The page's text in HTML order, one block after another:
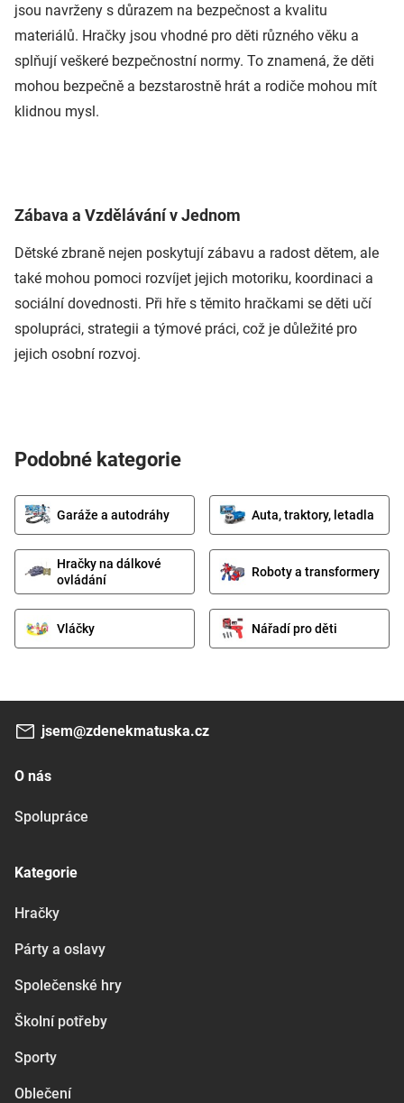
jsou navrženy s důrazem na bezpečnost a kvalitu
materiálů. Hračky jsou vhodné pro děti různého věku a
splňují veškeré bezpečnostní normy. To znamená, že děti
mohou bezpečně a bezstarostně hrát a rodiče mohou mít
klidnou mysl.
Zábava a Vzdělávání v Jednom
Dětské zbraně nejen poskytují zábavu a radost dětem, ale
také mohou pomoci rozvíjet jejich motoriku, koordinaci a
sociální dovednosti. Při hře s těmito hračkami se děti učí
spolupráci, strategii a týmové práci, což je důležité pro
jejich osobní rozvoj.
Podobné kategorie
Garáže a autodráhy Auta, traktory, letadla
Hračky na dálkové
ovládání
Roboty a transformery
Vláčky Nářadí pro děti
jsem@zdenekmatuska.cz
O nás
Spolupráce
Kategorie
Hračky
Párty a oslavy
Společenské hry
Školní potřeby
Sporty
Oblečení